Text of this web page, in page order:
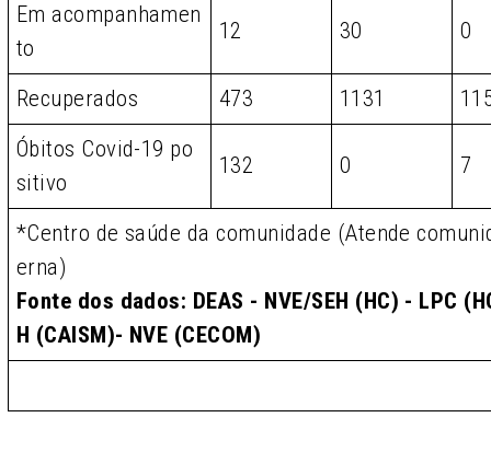
Em acompanhamen
to
12 30 0
Recuperados 473 1131
Óbitos Covid-19 po
sitivo
132 0 7
*Centro de saúde da comunidade (Atende
erna)
Fonte dos dados: DEAS - NVE/SEH (HC) - LPC
H (CAISM)- NVE (CECOM)